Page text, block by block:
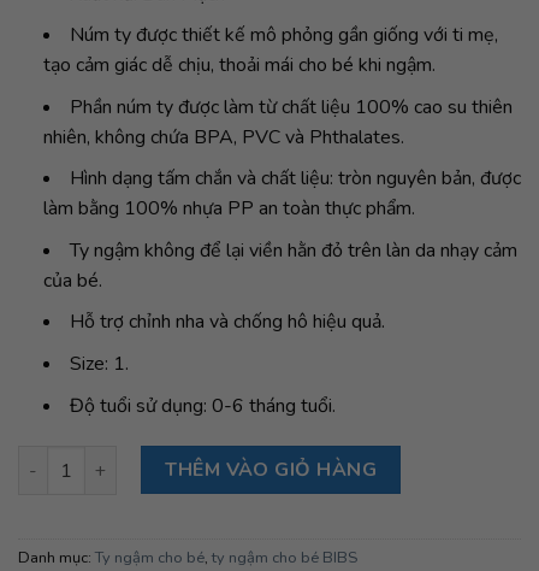
Núm ty được thiết kế mô phỏng gần giống với ti mẹ,
tạo cảm giác dễ chịu, thoải mái cho bé khi ngậm.
Phần núm ty được làm từ chất liệu 100% cao su thiên
nhiên, không chứa BPA, PVC và Phthalates.
Hình dạng tấm chắn và chất liệu: tròn nguyên bản, được
làm bằng 100% nhựa PP an toàn thực phẩm.
Ty ngậm không để lại viền hằn đỏ trên làn da nhạy cảm
của bé.
Hỗ trợ chỉnh nha và chống hô hiệu quả.
Size: 1.
Độ tuổi sử dụng: 0-6 tháng tuổi.
Ty ngậm núm tròn cao su tự nhiên BIBS Pacifier De Lux
THÊM VÀO GIỎ HÀNG
Danh mục: Ty ngậm cho bé, ty ngậm cho bé BIBS